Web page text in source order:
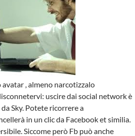
, almeno narcotizzalo
uscire dai social network è
Sky. Potete ricorrere a
in un clic da Facebook et similia.
Siccome però Fb può anche